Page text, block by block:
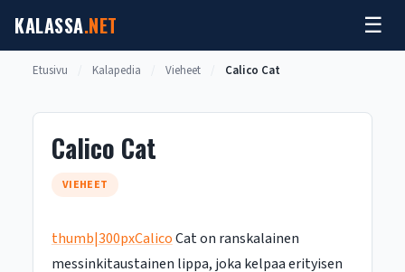
sisältöön
KALASSA.NET ☰
Etusivu Kalapedia Vieheet Calico Cat
Calico Cat
VIEHEET
thumb|300pxCalicoCat on ranskalainen
messinkitaustainen lippa, joka kelpaa erityisen